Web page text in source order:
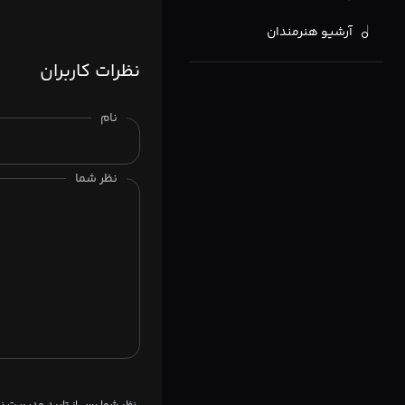
آرشیو هنرمندان
نظرات کاربران
نام
نظر شما